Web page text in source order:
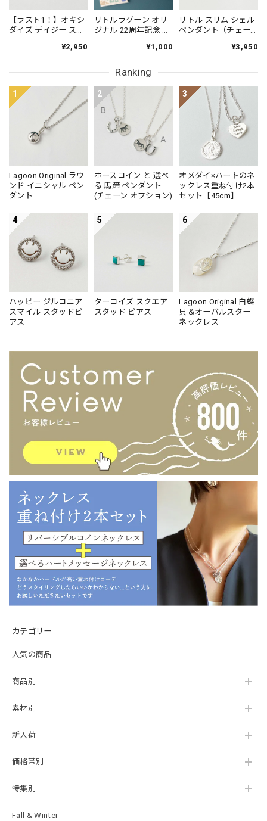
カテゴリー
人気の商品
商品別
素材別
新入荷
価格帯別
特集別
Fall & Winter
【ラスト1！】オキシ
ダイズ デイジー スタ
¥2,950
リトルラグーン オリ
ジナル 22周年記念 蚊
¥1,000
リトル スリム シェル
ペンダント（チェー
海 オーシャン ビーチ
¥3,950
Ranking
1
Lagoon Original ラウ
ンド イニシャル ペン
ダント
2
ホースコイン と 選べ
る 馬蹄 ペンダント
(チェーン オプション)
3
オメダイ×ハートのネ
ックレス重ね付け2本
セット【45cm】
4
ハッピー ジルコニア
スマイル スタッドピ
アス
5
ターコイズ スクエア
スタッド ピアス
6
Lagoon Original 白蝶
貝＆オーバルスター
ネックレス